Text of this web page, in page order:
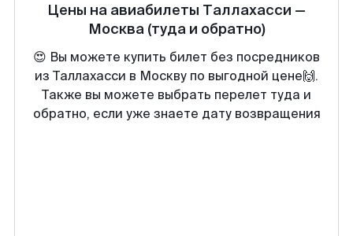
Цены на авиабилеты Таллахасси —
Москва (туда и обратно)
😍 Вы можете купить билет без посредников
из Таллахасси в Москву по выгодной цене🙌.
Также вы можете выбрать перелет туда и
обратно, если уже знаете дату возвращения